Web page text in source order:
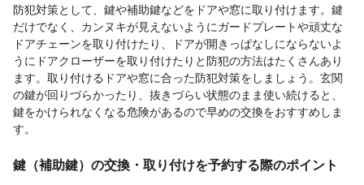
防犯対策として、鍵や補助鍵などをドアや窓に取り付けます。鍵
だけでなく、カンヌキが見えないようにガードプレートや頑丈な
ドアチェーンを取り付けたり、ドアが開きっぱなしにならないよ
うにドアクローザーを取り付けたりと防犯の方法はたくさんあり
ます。取り付けるドアや窓に合った防犯対策をしましょう。玄関
の鍵が回りづらかったり、抜きづらい状態のまま使い続けると、
鍵をかけられなくなる危険があるので早めの交換をおすすめしま
す。
鍵（補助鍵）の交換・取り付けを予約する際のポイント